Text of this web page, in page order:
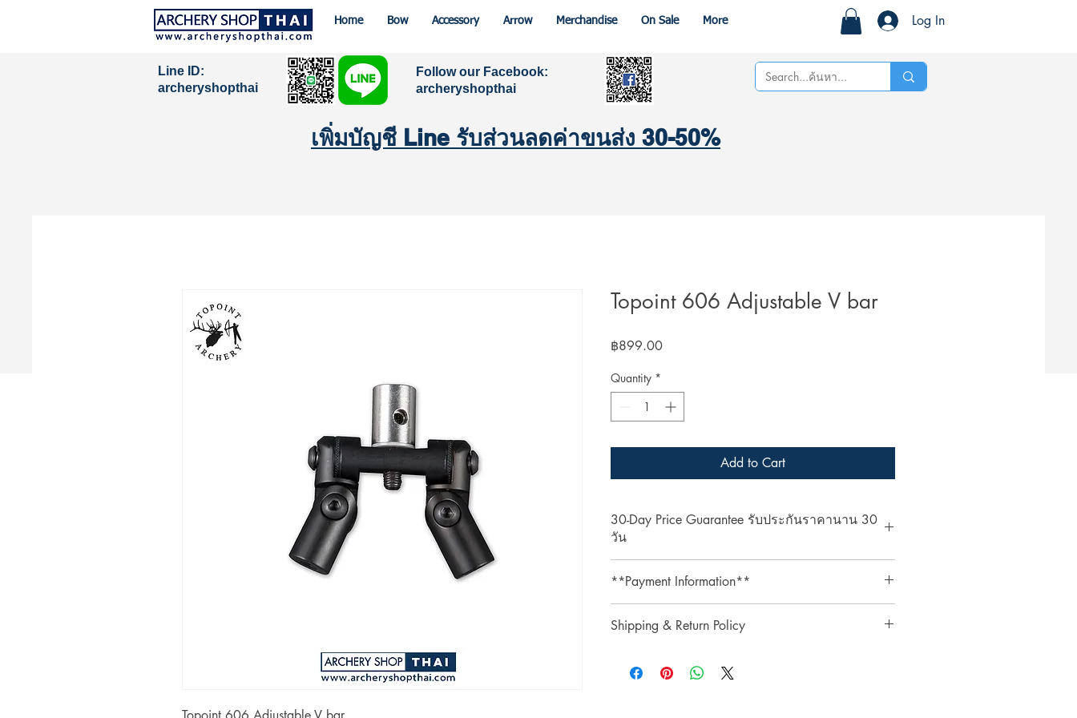
Home Bow Accessory Arrow Merchandise On Sale More Log In
Topoint 606 Adjustable V bar
฿899.00Price
Quantity *
Add to Cart
30-Day Price Guarantee รับประกันราคานาน 30
วัน
lower price on our website within 30 days of your
purchase, simply present your payment receipt, and we'll
refund the difference.
ช้อปที่ ArcheryShopThai อย่างมั่นใจ! หากพบว่าราคาสินค้า
**Payment Information**
processing fee.**
Shipping & Return Policy
การจัดส่งและการคืนสินค้า
Line ID:
archeryshopthai
Follow our Facebook:
archeryshopthai
เพิ่มบัญชี Line รับส่วนลดค่าขนส่ง 30-50%